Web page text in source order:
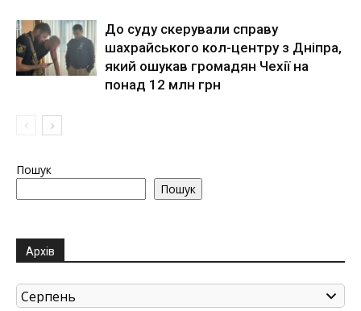
До суду скерували справу
шахрайського кол-центру з Дніпра,
який ошукав громадян Чехії на
понад 12 млн грн
Пошук
Пошук
Архів